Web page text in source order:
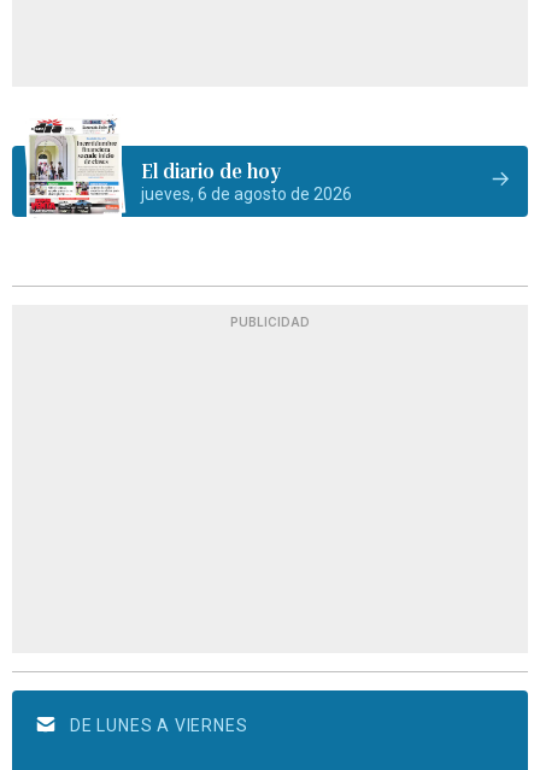
El diario de hoy
jueves, 6 de agosto de 2026
PUBLICIDAD
DE LUNES A VIERNES